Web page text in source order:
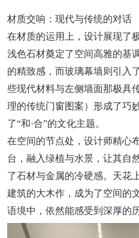
材质交响：现代与传统的对话
在材质的运用上，设计展现了
浅色石材奠定了空间高雅的基
的精致感，而玻璃幕墙则引入
些现代材料与左侧墙面那极具
理的传统门窗图案）形成了巧
了“和·合”的文化主题。
在空间的节点处，设计师精心
台，融入绿植与水景，让其自
了石材与金属的冷硬感。天花
建筑的大木作，成为了空间的
语境中，依然能感受到深厚的